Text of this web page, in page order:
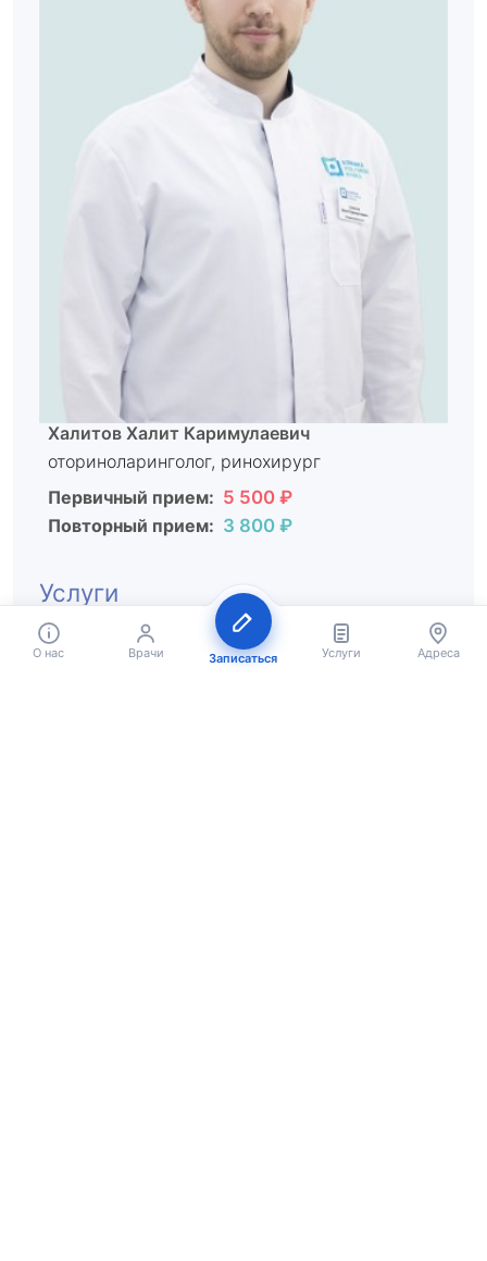
Халитов Халит Каримулаевич
оториноларинголог, ринохирург
Первичный прием: 5 500 ₽
Повторный прием: 3 800 ₽
Услуги
О нас Врачи Записаться Услуги Адреса